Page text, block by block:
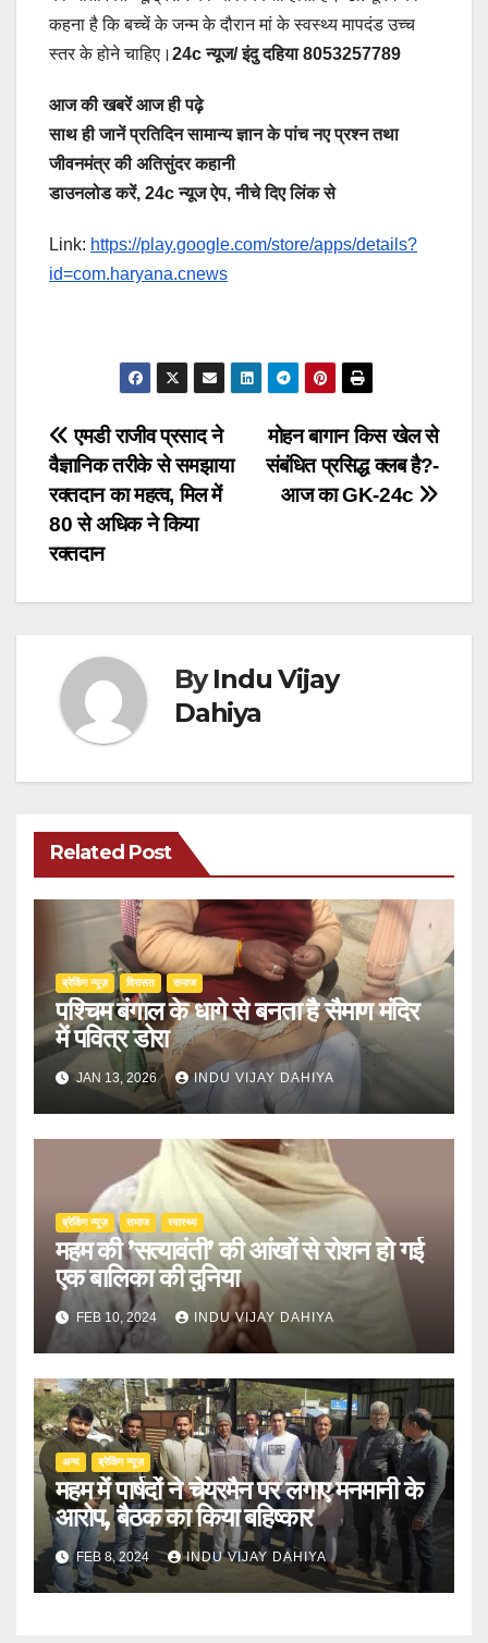
कहना है कि बच्चें के जन्म के दौरान मां के स्वस्थ्य मापदंड उच्च
स्तर के होने चाहिए। 24c न्यूज/ इंदु दहिया 8053257789
आज की खबरें आज ही पढ़े
साथ ही जानें प्रतिदिन सामान्य ज्ञान के पांच नए प्रश्न तथा
जीवनमंत्र की अतिसुंदर कहानी
डाउनलोड करें, 24c न्यूज ऐप, नीचे दिए लिंक से
Link: https://play.google.com/store/apps/details?
id=com.haryana.cnews
Post
navigation
मोहन बागान किस खेल से
संबंधित प्रसिद्ध क्लब है?-
आज का GK-24c
एमडी राजीव प्रसाद ने
वैज्ञानिक तरीके से समझाया
रक्तदान का महत्व, मिल में
80 से अधिक ने किया
रक्तदान
ByIndu Vijay
Dahiya
Related Post
ब्रेकिंग न्यूज़ ‍‍विरासत समाज
पश्चिम बंगाल के धागे से बनता है सैमाण मंदिर
में पवित्र डोरा
JAN 13, 2026 INDU VIJAY DAHIYA
ब्रेकिंग न्यूज़ समाज स्वास्थ्य
महम की ’सत्यावंती’ की आंखों से रोशन हो गई
एक बालिका की दुनिया
FEB 10, 2024 INDU VIJAY DAHIYA
अन्य ब्रेकिंग न्यूज़
महम में पार्षदों ने चेयरमैन पर लगाए मनमानी के
आरोप, बैठक का किया बहिष्कार
FEB 8, 2024 INDU VIJAY DAHIYA